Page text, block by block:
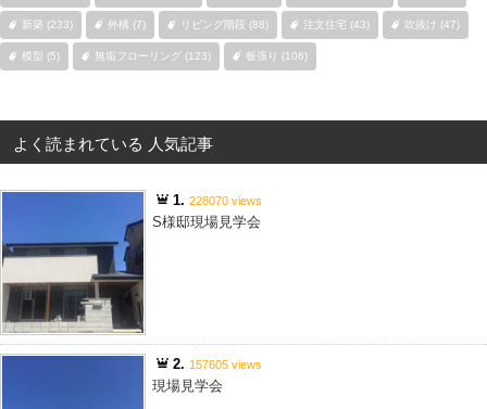
新築 (233) 外構 (7) リビング階段 (88) 注文住宅 (43) 吹抜け (47)
模型 (5) 無垢フローリング (123) 板張り (106)
よく読まれている 人気記事
1. 228070 views
S様邸現場見学会
2. 157605 views
現場見学会